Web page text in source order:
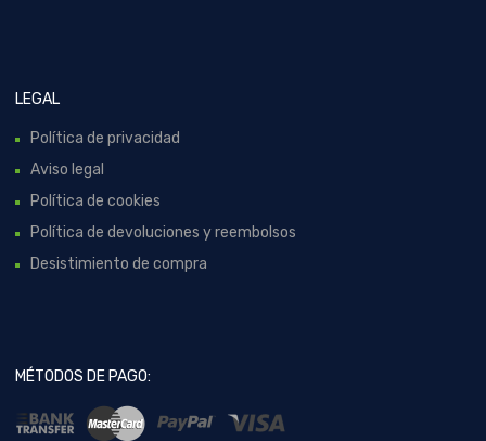
LEGAL
Política de privacidad
Aviso legal
Política de cookies
Política de devoluciones y reembolsos
Desistimiento de compra
MÉTODOS DE PAGO: